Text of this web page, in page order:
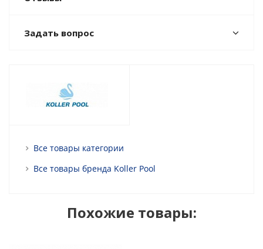
Задать вопрос
Все товары категории
Все товары бренда Koller Pool
Похожие товары: